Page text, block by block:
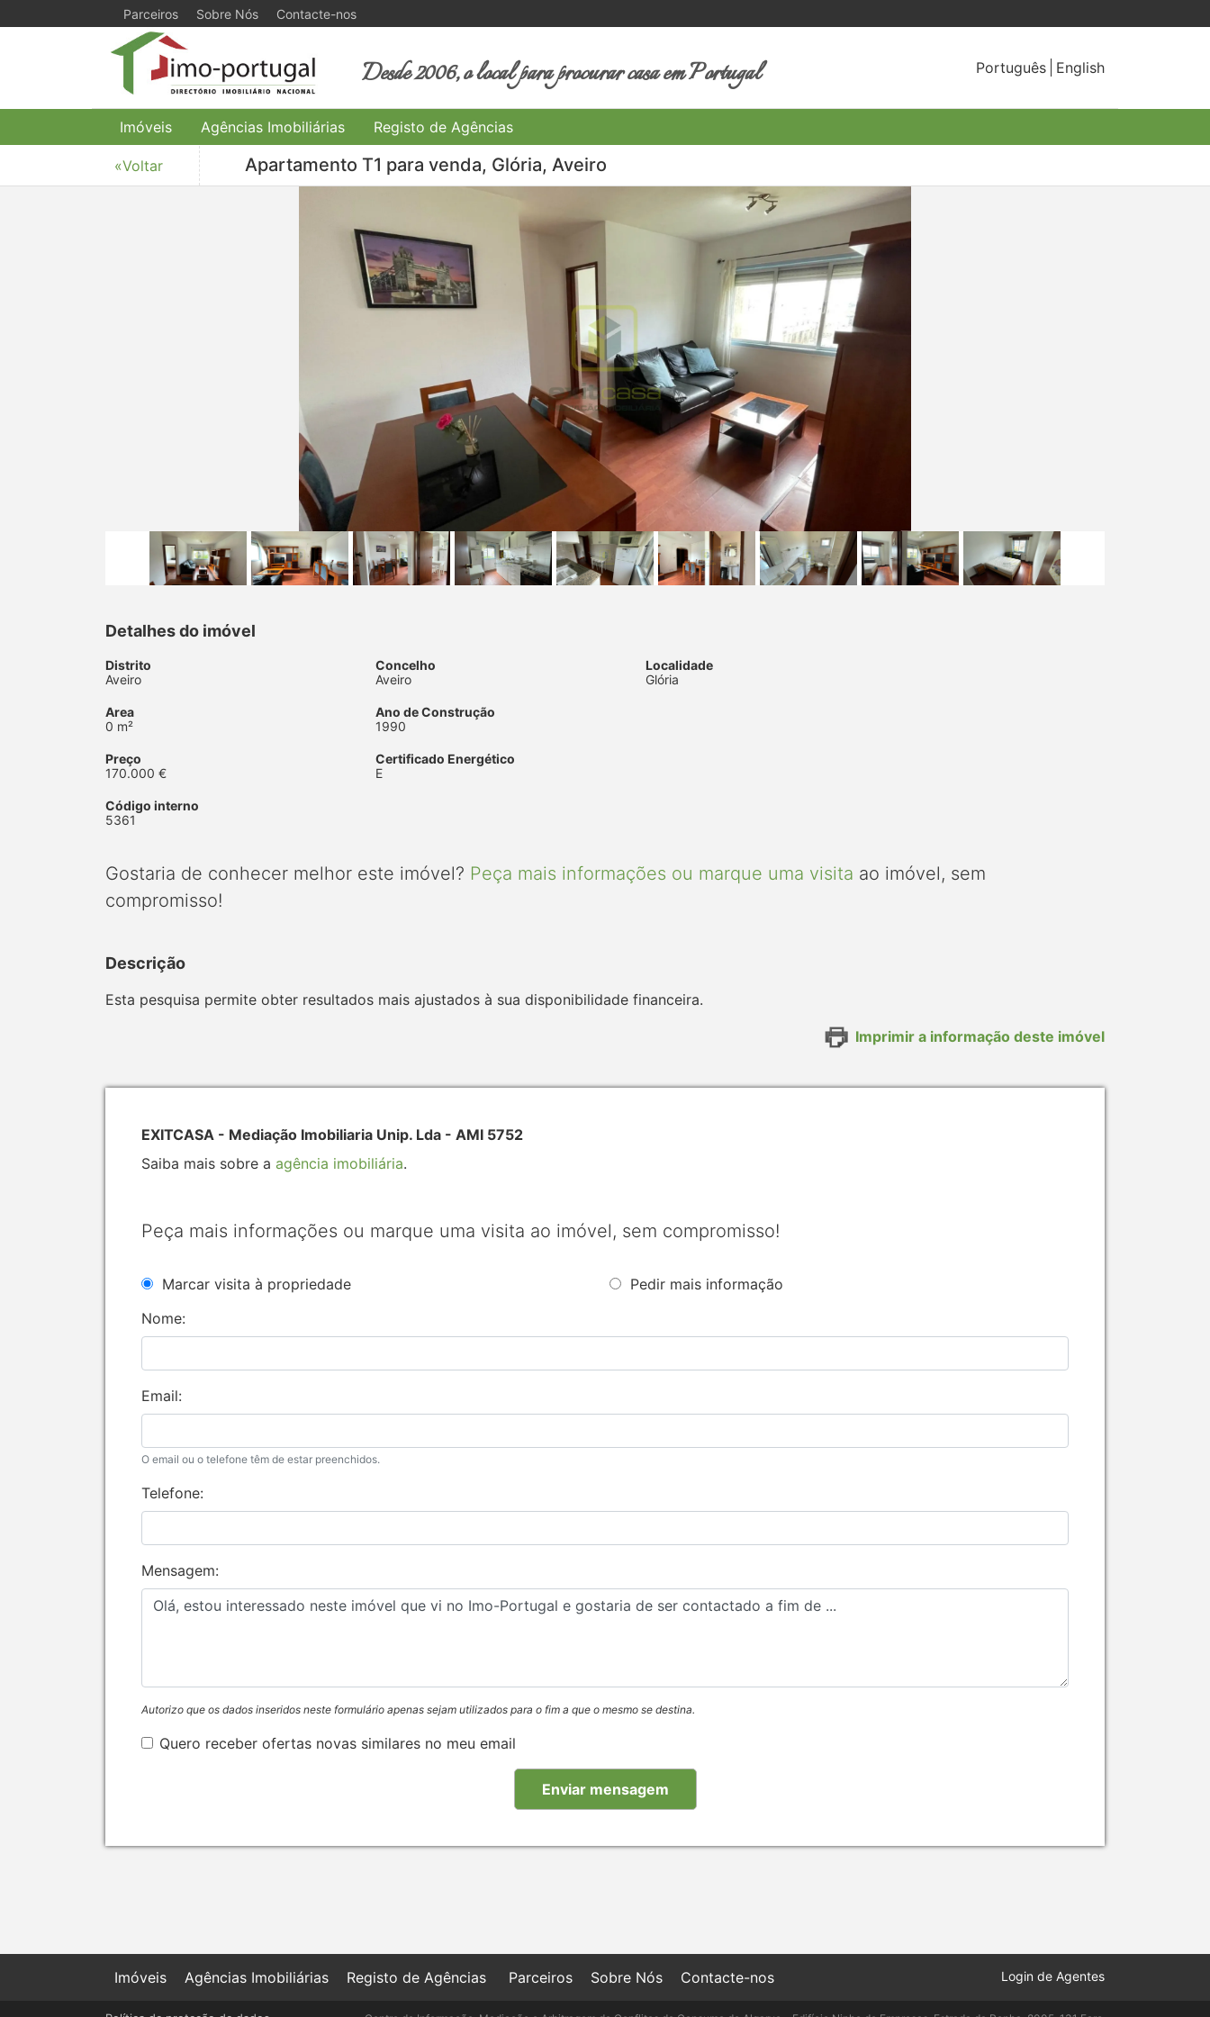
Parceiros Sobre Nós Contacte-nos
Desde 2006, o local para procurar casa em Portugal Português English
Imóveis Agências Imobiliárias Registo de Agências
«Voltar Apartamento T1 para venda, Glória, Aveiro
Detalhes do imóvel
Distrito
Aveiro
Concelho
Aveiro
Localidade
Glória
Area
0 m²
Ano de Construção
1990
Preço
170.000 €
Certificado Energético
E
Código interno
5361
Gostaria de conhecer melhor este imóvel? Peça mais informações ou marque uma visita ao imóvel, sem
compromisso!
Descrição
Esta pesquisa permite obter resultados mais ajustados à sua disponibilidade financeira.
Imprimir a informação deste imóvel
EXITCASA - Mediação Imobiliaria Unip. Lda - AMI 5752
Saiba mais sobre a agência imobiliária.
Peça mais informações ou marque uma visita ao imóvel, sem compromisso!
Marcar visita à propriedade
Pedir mais informação
Nome:
Email:
O email ou o telefone têm de estar preenchidos.
Telefone:
Mensagem:
Autorizo que os dados inseridos neste formulário apenas sejam utilizados para o fim a que o mesmo se destina.
Quero receber ofertas novas similares no meu email
Imóveis Agências Imobiliárias Registo de Agências Parceiros Sobre Nós Contacte-nos Login de Agentes